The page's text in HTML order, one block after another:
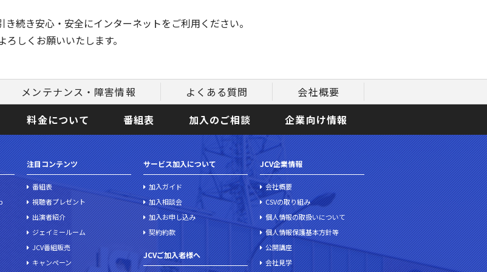
続き安心・安全にインターネットをご利用ください。
しくお願いいたします。
メンテナンス・障害情報 よくある質問
会社概要
料金について 番組表 加入のご相談 企業向け情報
注目コンテンツ
番組表
視聴者プレゼント
出演者紹介
ジェイミールーム
JCV番組販売
キャンペーン
サービス加入について
加入ガイド
加入相談会
加入お申し込み
契約約款
JCVご加入者様へ
JCV企業情報
会社概要
CSVの取り組み
個人情報の取扱いについて
個人情報保護基本方針等
公開講座
会社見学